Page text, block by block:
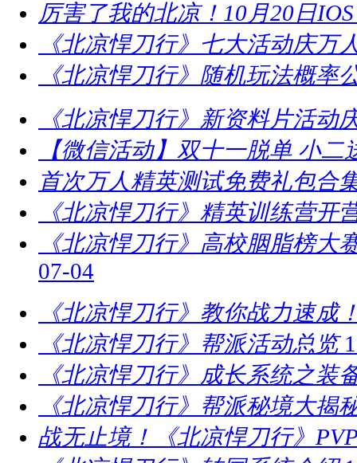
厉害了我的北凉！10月20日
《北凉悍刀行》七大活动庆万
《北凉悍刀行》随机玩法概率
《北凉悍刀行》新资料片活动
【微信活动】双十一脱单 小二
首次万人精英测试免费礼包合
《北凉悍刀行》精英训练营开
《北凉悍刀行》高校胭脂榜大
07-04
《北凉悍刀行》教你战力速成
《北凉悍刀行》帮派活动总览
《北凉悍刀行》成长系统之装
《北凉悍刀行》帮派秘境大揭
战无止境！《北凉悍刀行》